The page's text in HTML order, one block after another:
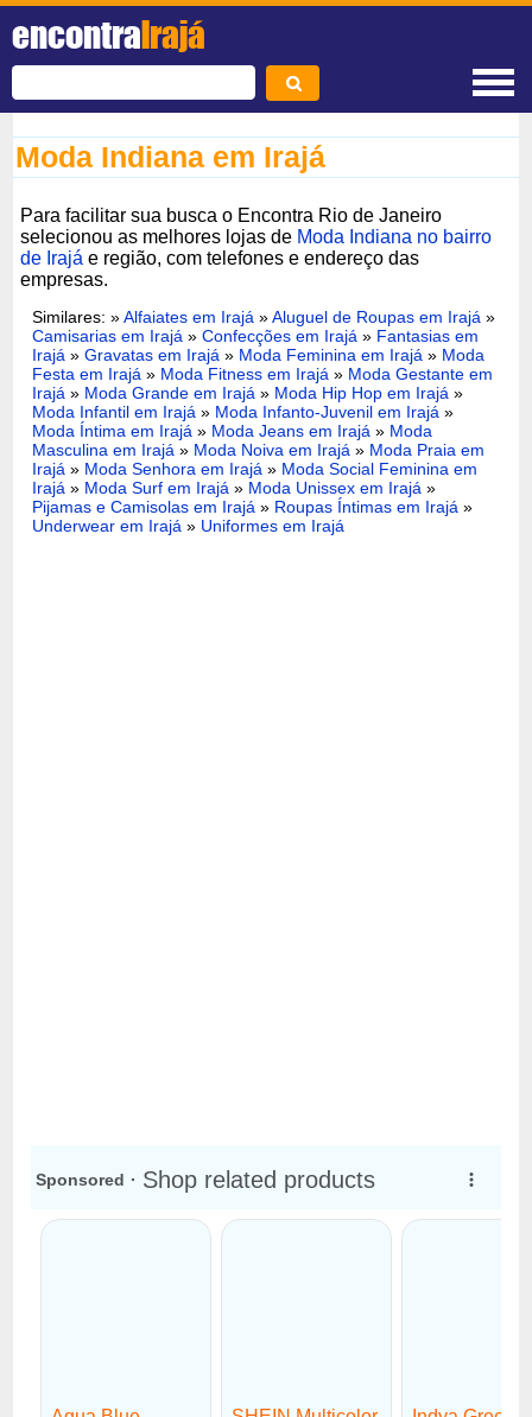
encontraIrajá
Moda Indiana em Irajá
Para facilitar sua busca o Encontra Rio de Janeiro
selecionou as melhores lojas de Moda Indiana no bairro
de Irajá e região, com telefones e endereço das
empresas.
Similares: »Alfaiates em Irajá »Aluguel de Roupas em Irajá »
Camisarias em Irajá »Confecções em Irajá » Fantasias em
Irajá »Gravatas em Irajá » Moda Feminina em Irajá » Moda
Festa em Irajá » Moda Fitness em Irajá » Moda Gestante em
Irajá » Moda Grande em Irajá » Moda Hip Hop em Irajá »
Moda Infantil em Irajá » Moda Infanto-Juvenil em Irajá »
Moda Íntima em Irajá » Moda Jeans em Irajá » Moda
Masculina em Irajá » Moda Noiva em Irajá » Moda Praia em
Irajá » Moda Senhora em Irajá » Moda Social Feminina em
Irajá » Moda Surf em Irajá » Moda Unissex em Irajá »
Pijamas e Camisolas em Irajá » Roupas Íntimas em Irajá »
Underwear em Irajá » Uniformes em Irajá